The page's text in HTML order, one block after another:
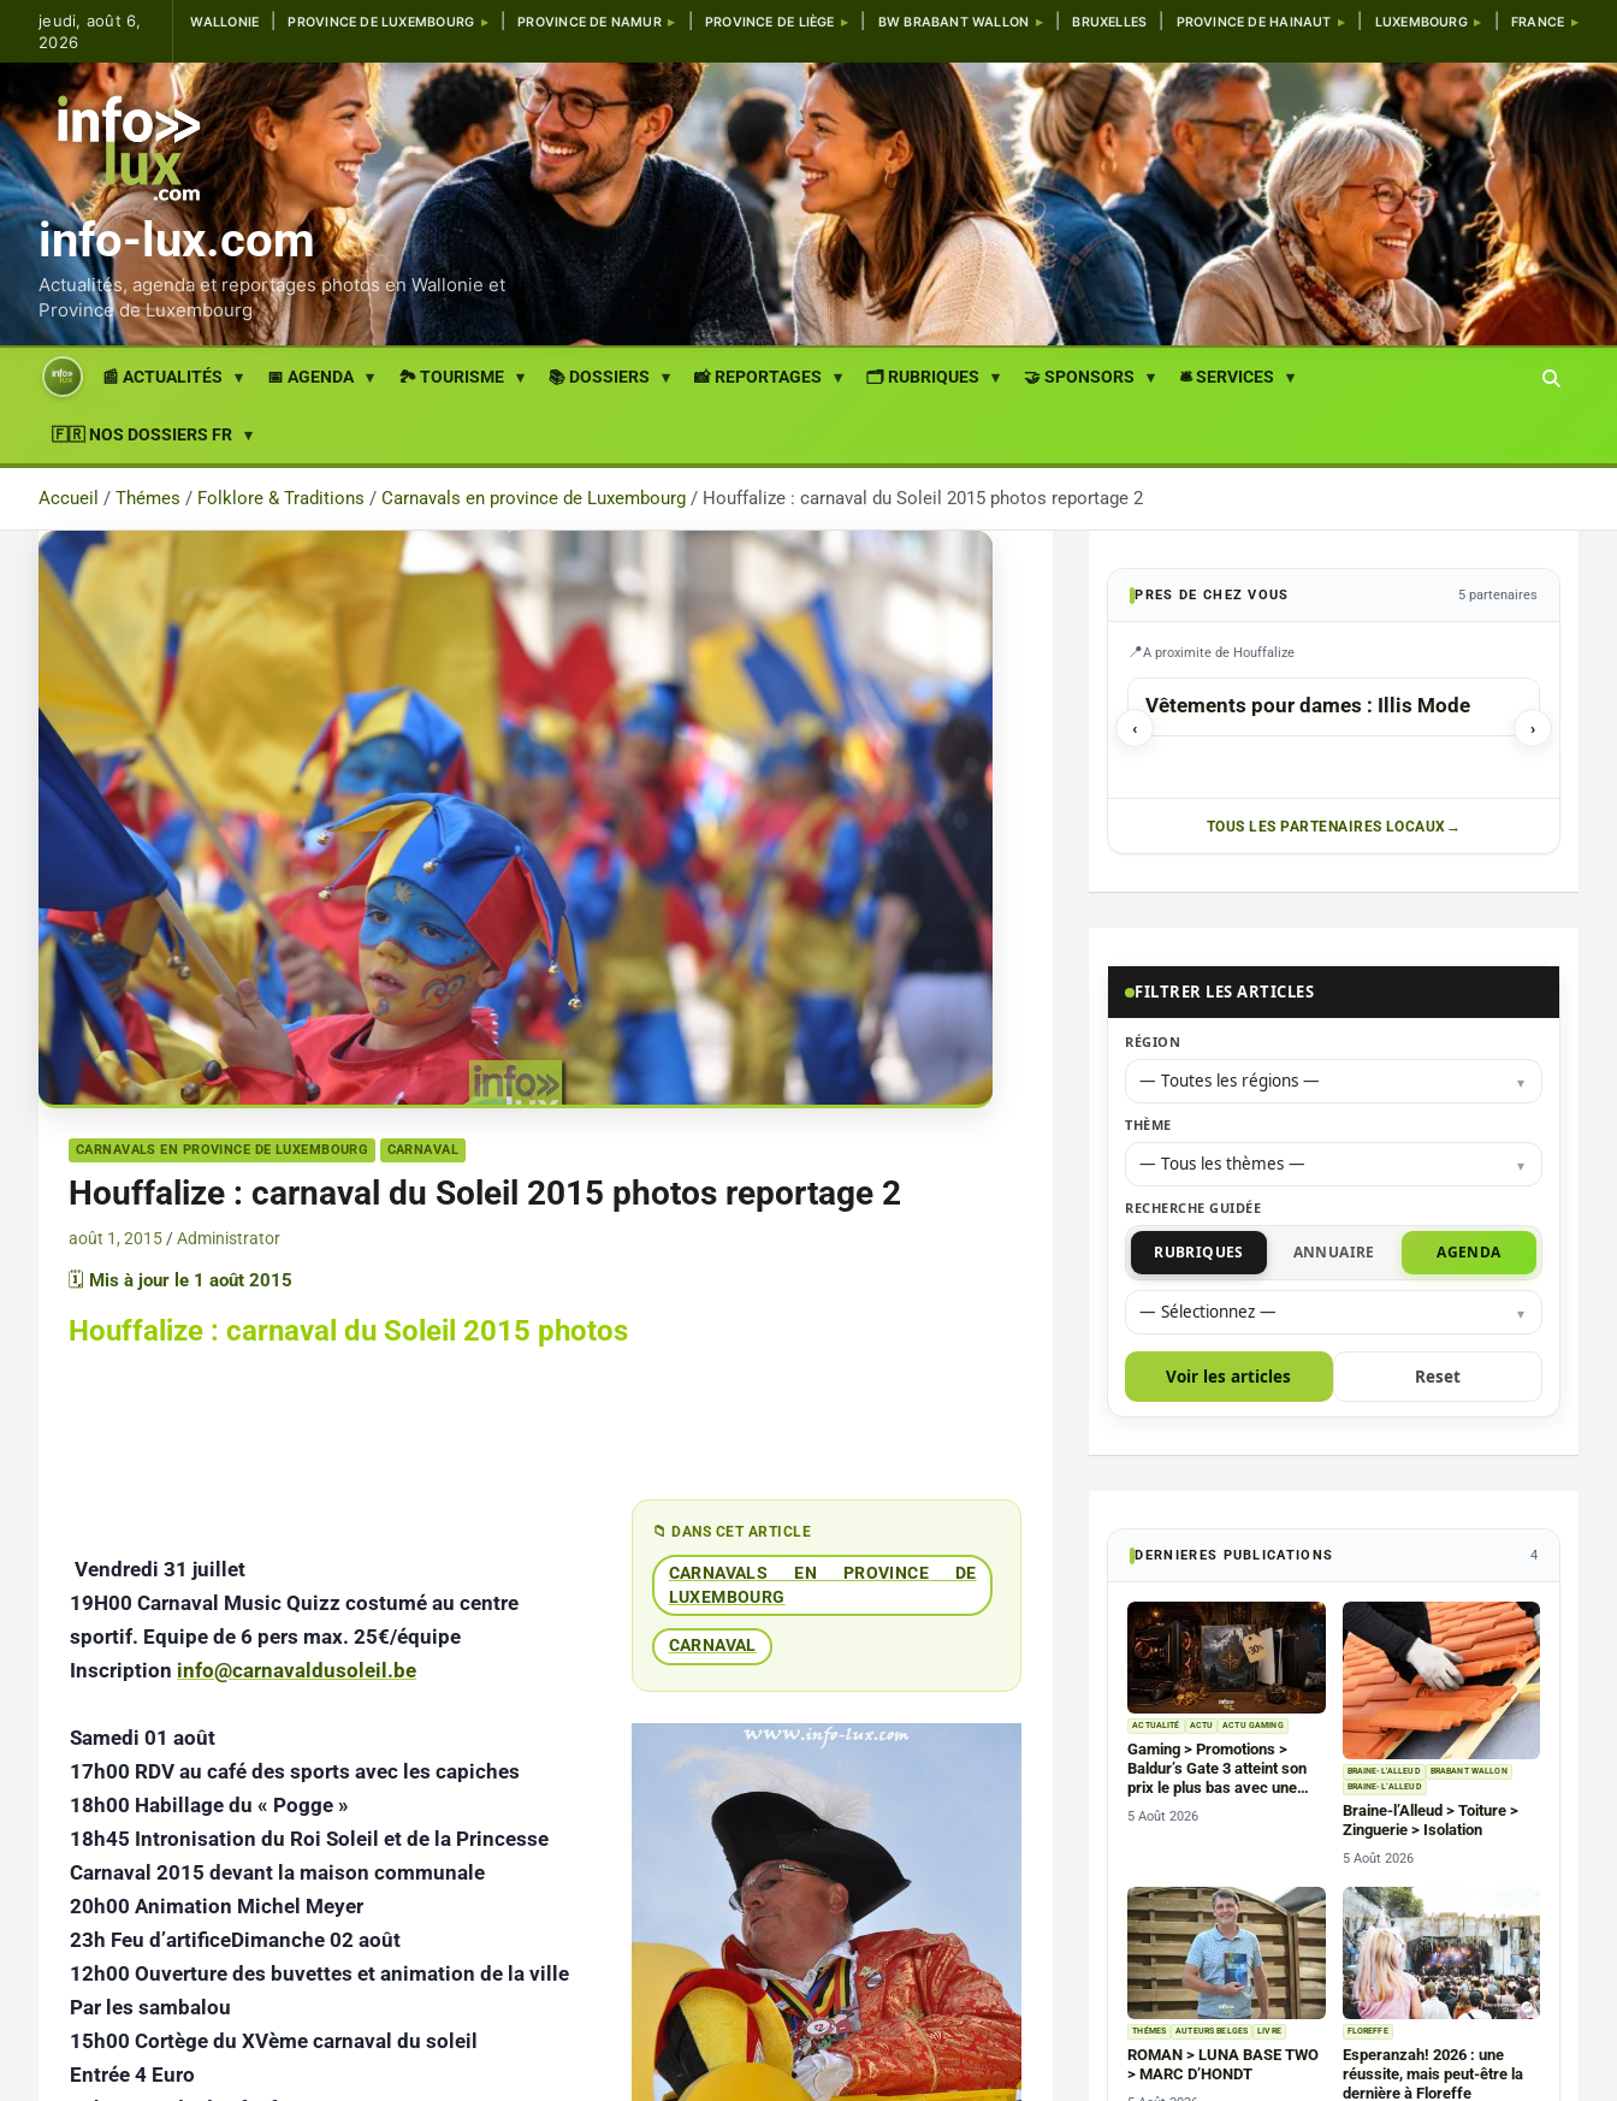
contenu
jeudi, août 6,
2026
WALLONIE PROVINCE DE LUXEMBOURG PROVINCE DE NAMUR PROVINCE DE LIÈGE BW BRABANT WALLON BRUXELLES PROVINCE DE HAINAUT LUXEMBOURG FRANCE
info-lux.com
Actualités, agenda et reportages photos en Wallonie et
Province de Luxembourg
📰 ACTUALITÉS 📅 AGENDA 🏞️ TOURISME 📚 DOSSIERS 📸 REPORTAGES 🗂️ RUBRIQUES 🤝 SPONSORS 🛎️ SERVICES
🇫🇷 NOS DOSSIERS FR
Accueil Thémes Folklore & Traditions Carnavals en province de Luxembourg Houffalize : carnaval du Soleil 2015 photos reportage 2
CARNAVALS EN PROVINCE DE LUXEMBOURG CARNAVAL
Houffalize : carnaval du Soleil 2015 photos reportage 2
août 1, 2015 Administrator
🗓️ Mis à jour le 1 août 2015
Houffalize : carnaval du Soleil 2015 photos
Vendredi 31 juillet
19H00 Carnaval Music Quizz costumé au centre
sportif. Equipe de 6 pers max. 25€/équipe
Inscription info@carnavaldusoleil.be
Samedi 01 août
17h00 RDV au café des sports avec les capiches
18h00 Habillage du « Pogge »
18h45 Intronisation du Roi Soleil et de la Princesse
Carnaval 2015 devant la maison communale
20h00 Animation Michel Meyer
23h Feu d’artificeDimanche 02 août
12h00 Ouverture des buvettes et animation de la ville
Par les sambalou
15h00 Cortège du XVème carnaval du soleil
Entrée 4 Euro
📁 DANS CET ARTICLE
CARNAVALS EN PROVINCE DE
LUXEMBOURG
CARNAVAL
PRES DE CHEZ VOUS 5 partenaires
A proximite de Houffalize
‹ ›
ETALLE
Vêtements pour dames : Illis Mode
TOUS LES PARTENAIRES LOCAUX
FILTRER LES ARTICLES
RÉGION
— Toutes les régions —
THÈME
— Tous les thèmes —
RECHERCHE GUIDÉE
RUBRIQUES ANNUAIRE AGENDA
— Sélectionnez —
Voir les articles Reset
DERNIERES PUBLICATIONS 4
ACTUALITÉ ACTU ACTU GAMING
Gaming > Promotions >
Baldur’s Gate 3 atteint son
prix le plus bas avec une
remise de 30 % sur PC, PS5
et Xbox Series
5 Août 2026
BRAINE-L'ALLEUD
BRABANT WALLON
BRAINE-L’ALLEUD
Braine-l’Alleud > Toiture >
Zinguerie > Isolation
5 Août 2026
THÉMES AUTEURS BELGES LIVRE
ROMAN > LUNA BASE TWO
> MARC D’HONDT
FLOREFFE
Esperanzah! 2026 : une
réussite, mais peut-être la
dernière à Floreffe